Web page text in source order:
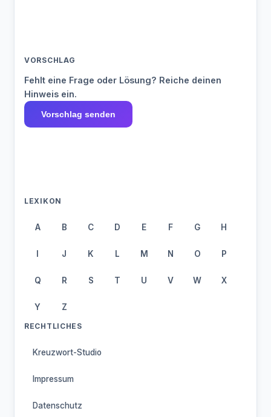
VORSCHLAG
Fehlt eine Frage oder Lösung? Reiche deinen
Hinweis ein.
Vorschlag senden
LEXIKON
A B C D E F G H
I J K L M N O P
Q R S T U V W X
Y Z
RECHTLICHES
Kreuzwort-Studio
Impressum
Datenschutz